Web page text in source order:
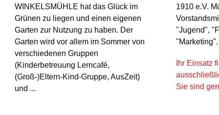
WINKELSMÜHLE hat das Glück im
Grünen zu liegen und einen eigenen
Garten zur Nutzung zu haben. Der
Garten wird vor allem im Sommer von
verschiedenen Gruppen
(Kinderbetreuung Lerncafé,
(Groß-)Eltern-Kind-Gruppe, AusZeit)
und ...
1910 e.V.
"Jugend",
"Marketing".
Ihr Einsatz
Sie sind